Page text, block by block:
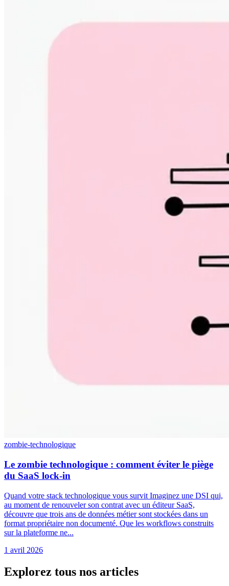
zombie-technologique
Le zombie technologique : comment éviter le piège
du SaaS lock-in
Quand votre stack technologique vous survit Imaginez une DSI qui,
au moment de renouveler son contrat avec un éditeur SaaS,
découvre que trois ans de données métier sont stockées dans un
format propriétaire non documenté. Que les workflows construits
sur la plateforme ne...
1 avril 2026
Explorez tous nos articles